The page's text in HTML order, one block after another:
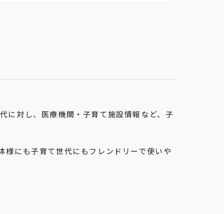
に対し、医療機関・子育て施設情報など、子
にも子育て世代にもフレンドリーで使いや